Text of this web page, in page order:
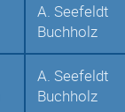
A. Seefeldt
Buchholz
A. Seefeldt
Buchholz